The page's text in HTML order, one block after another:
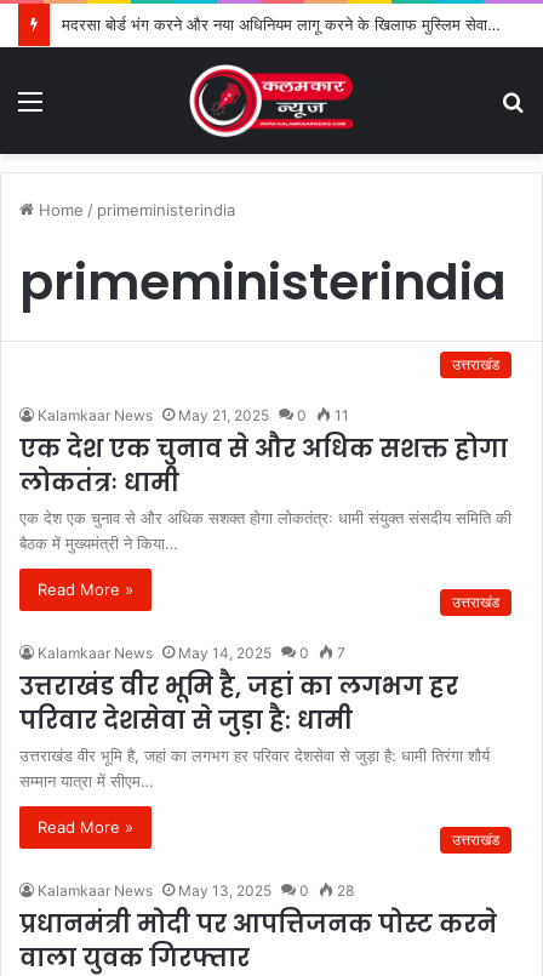
मदरसा बोर्ड भंग करने और नया अधिनियम लागू करने के खिलाफ मुस्लिम सेवा संगठन का विरोध तेज
Home / primeministerindia
primeministerindia
उत्तराखंड
Kalamkaar News May 21, 2025 0 11
एक देश एक चुनाव से और अधिक सशक्त होगा
लोकतंत्रः धामी
एक देश एक चुनाव से और अधिक सशक्त होगा लोकतंत्रः धामी संयुक्त संसदीय समिति की
बैठक में मुख्यमंत्री ने किया…
Read More »
उत्तराखंड
Kalamkaar News May 14, 2025 0 7
उत्तराखंड वीर भूमि है, जहां का लगभग हर
परिवार देशसेवा से जुड़ा है: धामी
उत्तराखंड वीर भूमि है, जहां का लगभग हर परिवार देशसेवा से जुड़ा है: धामी तिरंगा शौर्य
सम्मान यात्रा में सीएम…
Read More »
उत्तराखंड
Kalamkaar News May 13, 2025 0 28
प्रधानमंत्री मोदी पर आपत्तिजनक पोस्ट करने
वाला युवक गिरफ्तार